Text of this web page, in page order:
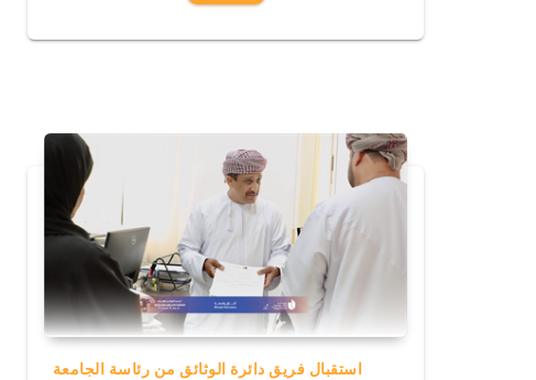
استقبال فريق دائرة الوثائق من رئاسة الجامعة